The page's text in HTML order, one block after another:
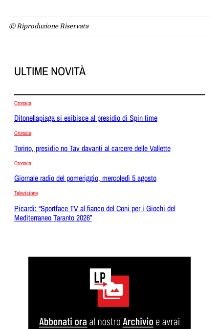
© Riproduzione Riservata
ULTIME NOVITÀ
Cronaca
Ditonellapiaga si esibisce al presidio di Spin time
Cronaca
Torino, presidio no Tav davanti al carcere delle Vallette
Cronaca
Giornale radio del pomeriggio, mercoledì 5 agosto
Televisione
Picardi: “Sportface TV al fianco del Coni per i Giochi del
Mediterraneo Taranto 2026”